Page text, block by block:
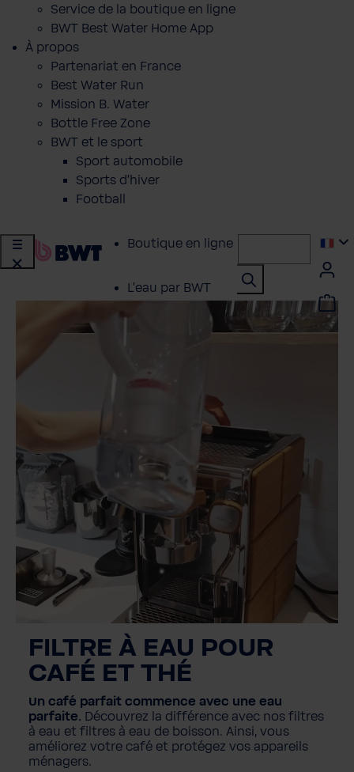
Service de la boutique en ligne
BWT Best Water Home App
À propos
Partenariat en France
Best Water Run
Mission B. Water
Bottle Free Zone
BWT et le sport
Sport automobile
Sports d'hiver
Football
Boutique en ligne
L'eau par BWT
Traitement Eau
FILTRE À EAU POUR
CAFÉ ET THÉ
Un café parfait commence avec une eau
parfaite. Découvrez la différence avec nos filtres
à eau et filtres à eau de boisson. Ainsi, vous
améliorez votre café et protégez vos appareils
ménagers.